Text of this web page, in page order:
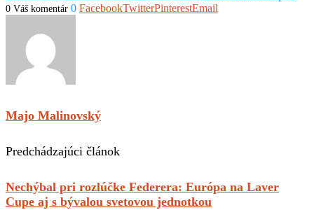
0 Váš komentár 0 FacebookTwitterPinterestEmail
Majo Malinovský
Predchádzajúci článok
Nechýbal pri rozlúčke Federera: Európa na Laver
Cupe aj s bývalou svetovou jednotkou